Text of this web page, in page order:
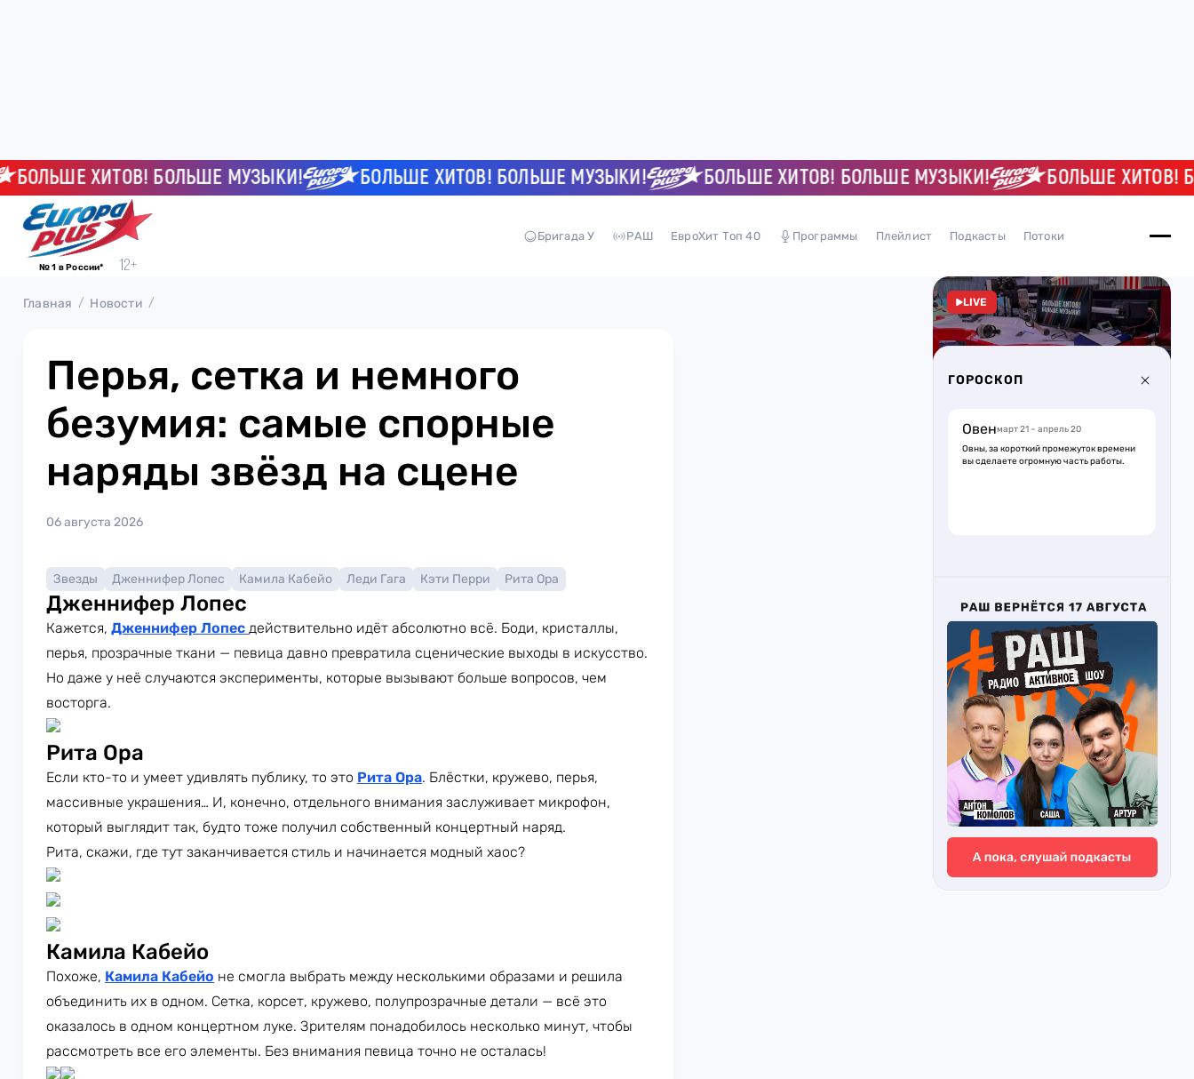
ХИТОВ! БОЛЬШЕ МУЗЫКИ! БОЛЬШЕ ХИТОВ! БОЛЬШЕ МУЗЫКИ! БОЛЬШЕ ХИТОВ! БОЛЬШЕ МУЗЫКИ! БОЛЬШЕ ХИТОВ!
№ 1 в России*
Бригада У РАШ ЕвроХит Топ 40 Программы Плейлист Подкасты Потоки
Главная Новости
Перья, сетка и немного
безумия: самые спорные
наряды звёзд на сцене
06 августа 2026
Звезды Дженнифер Лопес Камила Кабейо Леди Гага Кэти Перри Рита Ора
Дженнифер Лопес
Кажется, Дженнифер Лопес действительно идёт абсолютно всё. Боди, кристаллы,
перья, прозрачные ткани — певица давно превратила сценические выходы в искусство.
Но даже у неё случаются эксперименты, которые вызывают больше вопросов, чем
восторга.
Рита Ора
Если кто-то и умеет удивлять публику, то это Рита Ора. Блёстки, кружево, перья,
массивные украшения… И, конечно, отдельного внимания заслуживает микрофон,
который выглядит так, будто тоже получил собственный концертный наряд.
Рита, скажи, где тут заканчивается стиль и начинается модный хаос?
Камила Кабейо
Похоже, Камила Кабейо не смогла выбрать между несколькими образами и решила
объединить их в одном. Сетка, корсет, кружево, полупрозрачные детали — всё это
оказалось в одном концертном луке. Зрителям понадобилось несколько минут, чтобы
рассмотреть все его элементы. Без внимания певица точно не осталась!
LIVE
ГОРОСКОП
Овенмарт 21 – апрель 20
Овны, за короткий промежуток времени
вы сделаете огромную часть работы.